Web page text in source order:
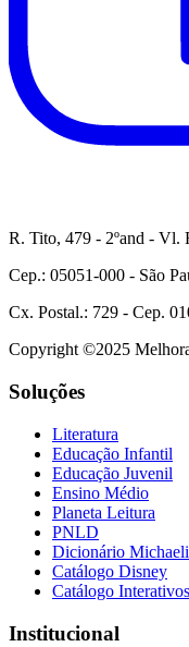
R. Tito, 479 - 2ºand - Vl.
Cep.: 05051-000 - São
Cx. Postal.: 729 - Cep.
Copyright ©2025
Soluções
Literatura
Educação Infantil
Educação Juvenil
Ensino Médio
Planeta Leitura
PNLD
Dicionário
Catálogo Disney
Catálogo Interativos
Institucional